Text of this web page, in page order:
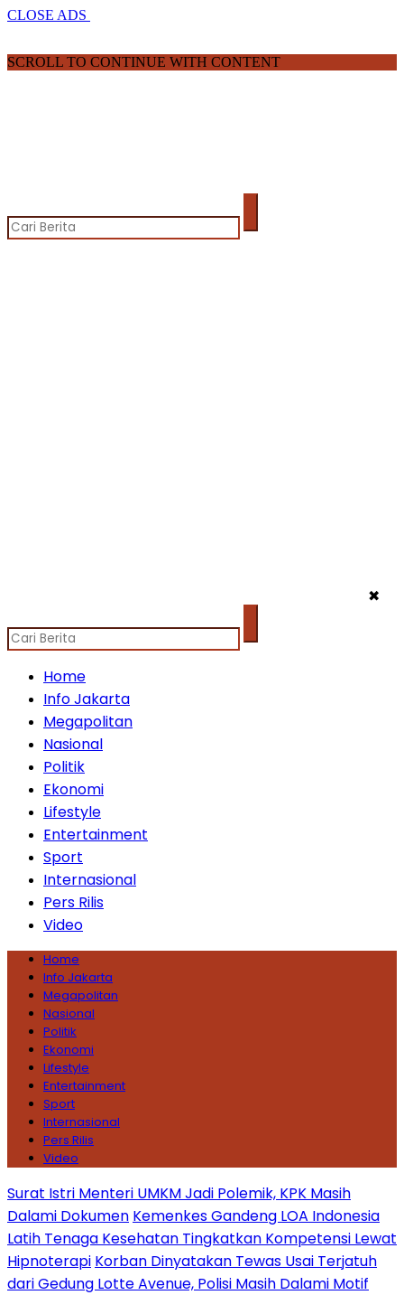
CLOSE ADS
SCROLL TO CONTINUE WITH CONTENT
✖
Home
Info Jakarta
Megapolitan
Nasional
Politik
Ekonomi
Lifestyle
Entertainment
Sport
Internasional
Pers Rilis
Video
Home
Info Jakarta
Megapolitan
Nasional
Politik
Ekonomi
Lifestyle
Entertainment
Sport
Internasional
Pers Rilis
Video
Surat Istri Menteri UMKM Jadi Polemik, KPK Masih
Dalami Dokumen Kemenkes Gandeng LOA Indonesia
Latih Tenaga Kesehatan Tingkatkan Kompetensi Lewat
Hipnoterapi Korban Dinyatakan Tewas Usai Terjatuh
dari Gedung Lotte Avenue, Polisi Masih Dalami Motif